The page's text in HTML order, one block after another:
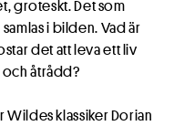
groteskt. Det som
i bilden. Vad är
det att leva ett liv
åtrådd?
klassiker Dorian